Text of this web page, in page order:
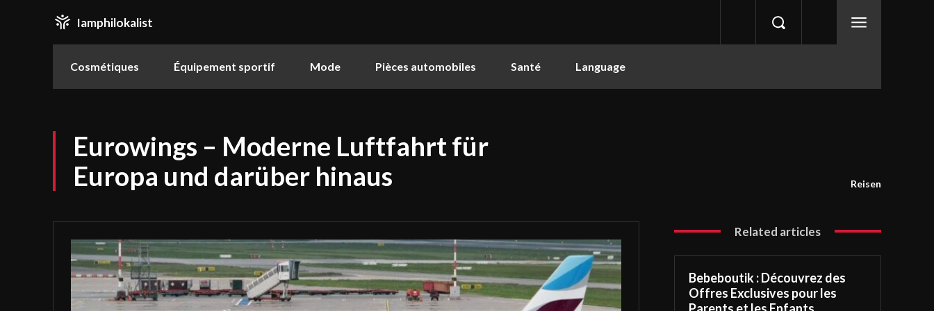
Iamphilokalist
Cosmétiques Équipement sportif Mode Pièces automobiles Santé Language
Eurowings – Moderne Luftfahrt für
Europa und darüber hinaus
Reisen
Related articles
Bebeboutik : Découvrez des
Offres Exclusives pour les